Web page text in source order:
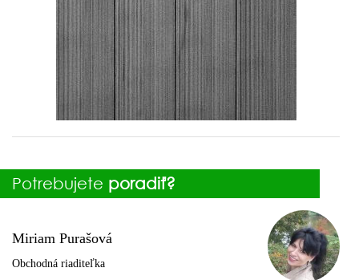
Potrebujete poradiť?
Miriam Purašová
Obchodná riaditeľka